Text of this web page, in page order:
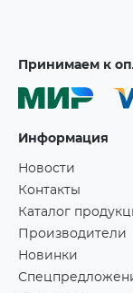
Принимаем к
Информация
Новости
Контакты
Каталог
Производители
Новинки